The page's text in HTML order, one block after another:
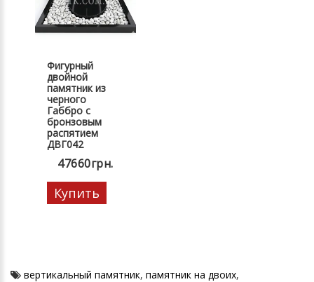
Фигурный
двойной
памятник из
черного
Габбро с
бронзовым
распятием
ДВГ042
47660грн.
Купить
вертикальный памятник, памятник на двоих,